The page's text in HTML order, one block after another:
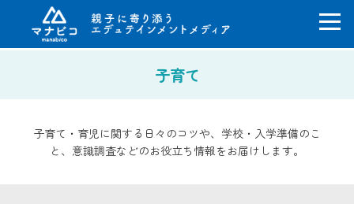
子育て
子育て・育児に関する日々のコツや、学校・入学準備のこ
と、意識調査などのお役立ち情報をお届けします。